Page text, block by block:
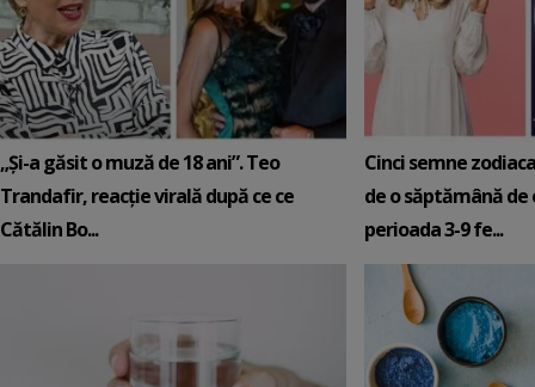
„Și-a găsit o muză de 18 ani”. Teo
Trandafir, reacție virală după ce ce
Cătălin Bo...
Cinci semne
de o săptămână de
perioada 3-9 fe...